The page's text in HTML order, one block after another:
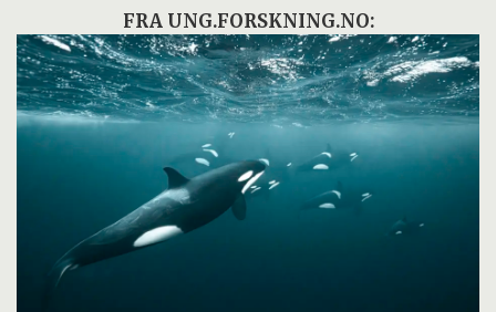
FRA UNG.FORSKNING.NO: